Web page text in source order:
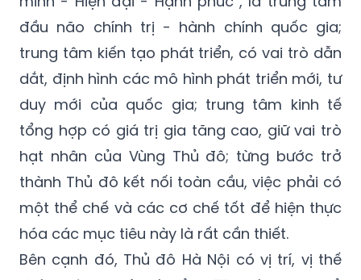
trung tâm kiến tạo phát triển, có vai trò dẫn
dắt, định hình các mô hình phát triển mới, tư
duy mới của quốc gia; trung tâm kinh tế
tổng hợp có giá trị gia tăng cao, giữ vai trò
hạt nhân của Vùng Thủ đô; từng bước trở
thành Thủ đô kết nối toàn cầu, việc phải có
một thể chế và các cơ chế tốt để hiện thực
hóa các mục tiêu này là rất cần thiết.
Bên cạnh đó, Thủ đô Hà Nội có vị trí, vị thế
khác biệt so với các tỉnh, TP khác trong cả
nước. Do đó, một số quy định đối với Thủ đô